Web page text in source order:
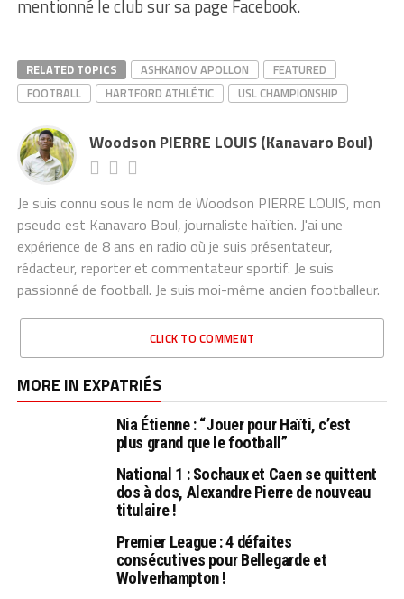
mentionné le club sur sa page Facebook.
RELATED TOPICS ASHKANOV APOLLON
FEATURED
FOOTBALL
HARTFORD ATHLÉTIC USL CHAMPIONSHIP
Woodson PIERRE LOUIS (Kanavaro Boul)
Je suis connu sous le nom de Woodson PIERRE LOUIS, mon
pseudo est Kanavaro Boul, journaliste haïtien. J'ai une
expérience de 8 ans en radio où je suis présentateur,
rédacteur, reporter et commentateur sportif. Je suis
passionné de football. Je suis moi-même ancien footballeur.
CLICK TO COMMENT
MORE IN EXPATRIÉS
Nia Étienne : “Jouer pour Haïti, c’est
plus grand que le football”
National 1 : Sochaux et Caen se quittent
dos à dos, Alexandre Pierre de nouveau
titulaire !
Premier League : 4 défaites
consécutives pour Bellegarde et
Wolverhampton !